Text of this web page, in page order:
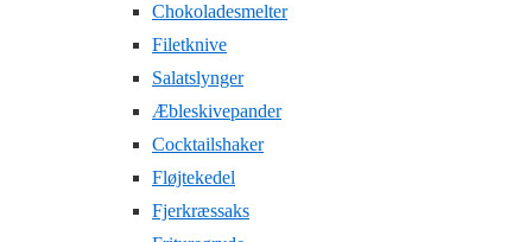
Chokoladesmelter
Filetknive
Salatslynger
Æbleskivepander
Cocktailshaker
Fløjtekedel
Fjerkræssaks